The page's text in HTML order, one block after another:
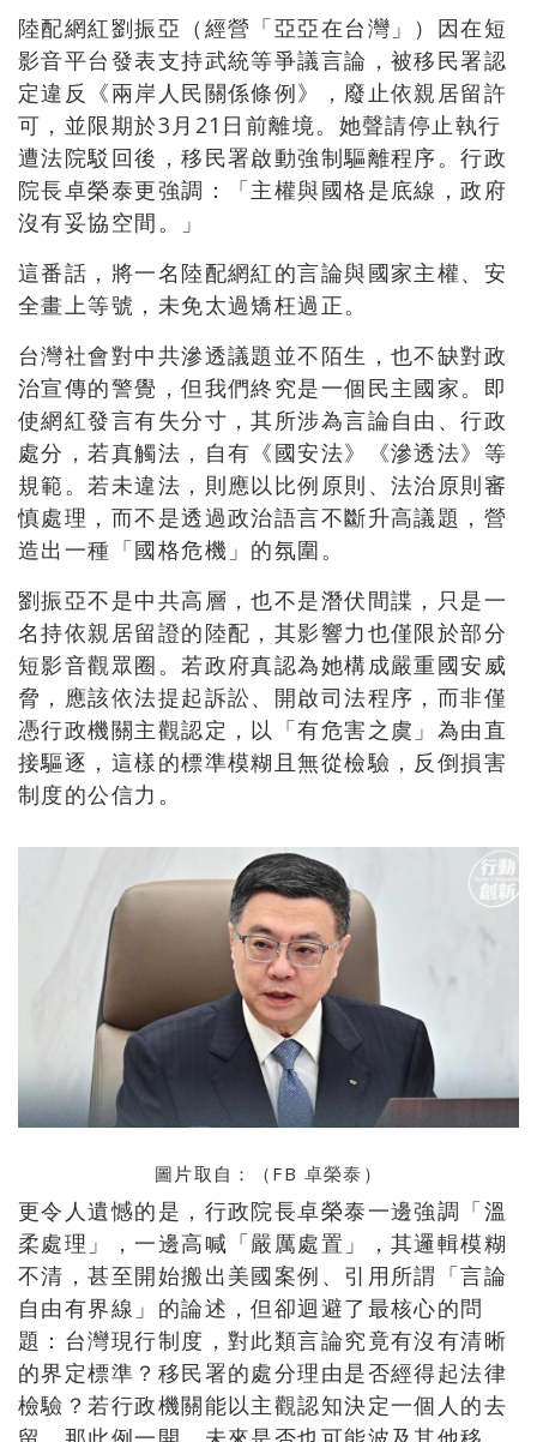
陸配網紅劉振亞（經營「亞亞在台灣」）因在短
影音平台發表支持武統等爭議言論，被移民署認
定違反《兩岸人民關係條例》，廢止依親居留許
可，並限期於3月21日前離境。她聲請停止執行
遭法院駁回後，移民署啟動強制驅離程序。行政
院長卓榮泰更強調：「主權與國格是底線，政府
沒有妥協空間。」
這番話，將一名陸配網紅的言論與國家主權、安
全畫上等號，未免太過矯枉過正。
台灣社會對中共滲透議題並不陌生，也不缺對政
治宣傳的警覺，但我們終究是一個民主國家。即
使網紅發言有失分寸，其所涉為言論自由、行政
處分，若真觸法，自有《國安法》《滲透法》等
規範。若未違法，則應以比例原則、法治原則審
慎處理，而不是透過政治語言不斷升高議題，營
造出一種「國格危機」的氛圍。
劉振亞不是中共高層，也不是潛伏間諜，只是一
名持依親居留證的陸配，其影響力也僅限於部分
短影音觀眾圈。若政府真認為她構成嚴重國安威
脅，應該依法提起訴訟、開啟司法程序，而非僅
憑行政機關主觀認定，以「有危害之虞」為由直
接驅逐，這樣的標準模糊且無從檢驗，反倒損害
制度的公信力。
圖片取自：（FB 卓榮泰 ）
更令人遺憾的是，行政院長卓榮泰一邊強調「溫
柔處理」，一邊高喊「嚴厲處置」，其邏輯模糊
不清，甚至開始搬出美國案例、引用所謂「言論
自由有界線」的論述，但卻迴避了最核心的問
題：台灣現行制度，對此類言論究竟有沒有清晰
的界定標準？移民署的處分理由是否經得起法律
檢驗？若行政機關能以主觀認知決定一個人的去